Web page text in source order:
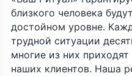
близкого человека
достойном уровне.
трудной ситуации
многие из них
наших клиентов. Наша